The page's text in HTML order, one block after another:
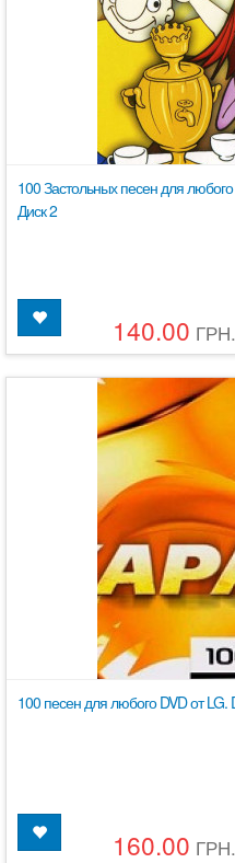
100 Застольных песен для
Диск 2
140.00 ГРН.
100 песен для любого DVD от
160.00 ГРН.